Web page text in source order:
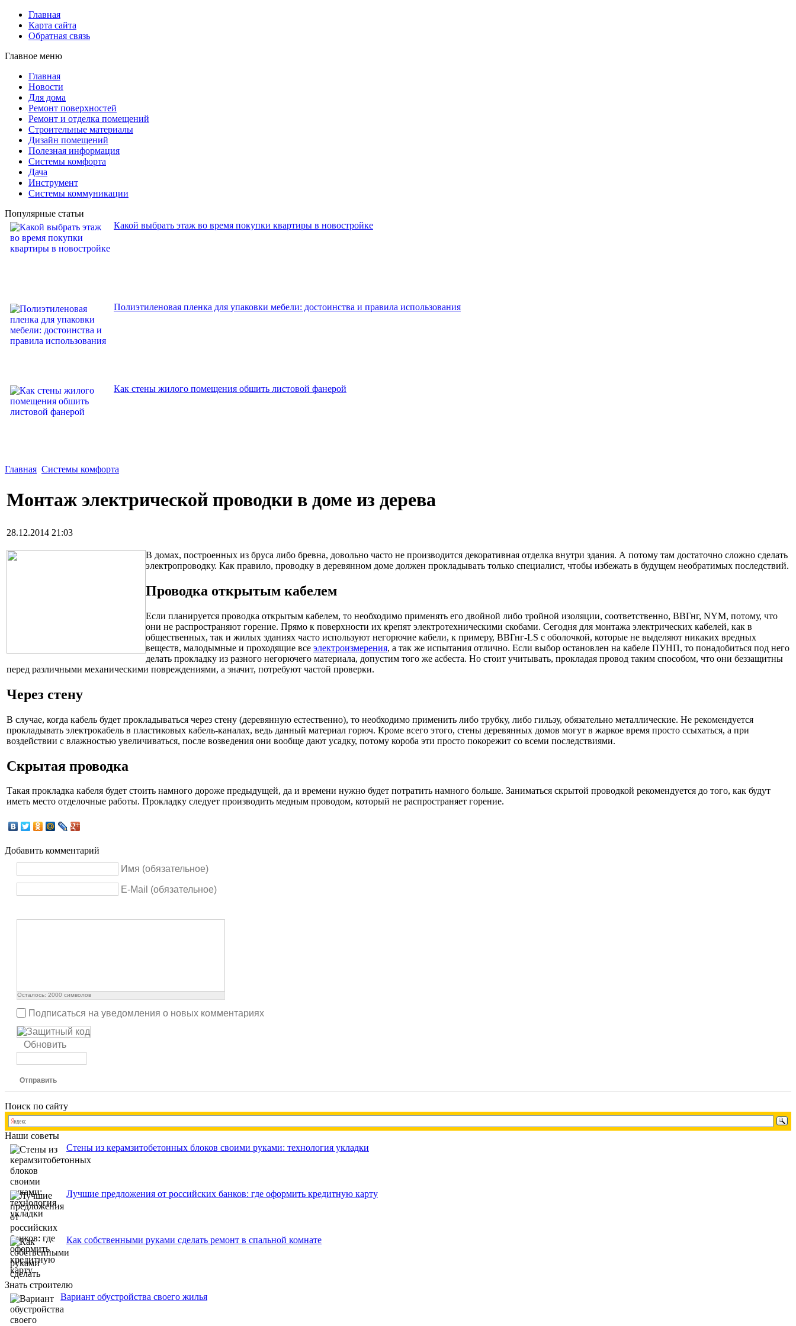
Главная
Карта сайта
Обратная связь
Главное меню
Главная
Новости
Для дома
Ремонт поверхностей
Ремонт и отделка помещений
Строительные материалы
Дизайн помещений
Полезная информация
Системы комфорта
Дача
Инструмент
Системы коммуникации
Популярные статьи
Какой выбрать этаж во время покупки квартиры в новостройке
Полиэтиленовая пленка для упаковки мебели: достоинства и правила использования
Как стены жилого помещения обшить листовой фанерой
Главная Системы комфорта
Монтаж электрической проводки в доме из дерева
28.12.2014 21:03
В домах, построенных из бруса либо бревна, довольно часто не производится декоративная отделка внутри здания. А потому там достаточно сложно сделать
электропроводку. Как правило, проводку в деревянном доме должен прокладывать только специалист, чтобы избежать в будущем необратимых последствий.
Проводка открытым кабелем
Если планируется проводка открытым кабелем, то необходимо применять его двойной либо тройной изоляции, соответственно, ВВГнг, NYM, потому, что
они не распространяют горение. Прямо к поверхности их крепят электротехническими скобами. Сегодня для монтажа электрических кабелей, как в
общественных, так и жилых зданиях часто используют негорючие кабели, к примеру, ВВГнг-LS с оболочкой, которые не выделяют никаких вредных
веществ, малодымные и проходящие все электроизмерения, а так же испытания отлично. Если выбор остановлен на кабеле ПУНП, то понадобиться под него
делать прокладку из разного негорючего материала, допустим того же асбеста. Но стоит учитывать, прокладая провод таким способом, что они беззащитны
перед различными механическими повреждениями, а значит, потребуют частой проверки.
Через стену
В случае, когда кабель будет прокладываться через стену (деревянную естественно), то необходимо применить либо трубку, либо гильзу, обязательно металлические. Не рекомендуется
прокладывать электрокабель в пластиковых кабель-каналах, ведь данный материал горюч. Кроме всего этого, стены деревянных домов могут в жаркое время просто ссыхаться, а при
воздействии с влажностью увеличиваться, после возведения они вообще дают усадку, потому короба эти просто покорежит со всеми последствиями.
Скрытая проводка
Такая прокладка кабеля будет стоить намного дороже предыдущей, да и времени нужно будет потратить намного больше. Заниматься скрытой проводкой рекомендуется до того, как будут
иметь место отделочные работы. Прокладку следует производить медным проводом, который не распространяет горение.
Добавить комментарий
Имя (обязательное)
E-Mail (обязательное)
Осталось: 2000 символов
Подписаться на уведомления о новых комментариях
Обновить
Отправить
Поиск по сайту
Наши советы
Стены из керамзитобетонных блоков своими руками: технология укладки
Лучшие предложения от российских банков: где оформить кредитную карту
Как собственными руками сделать ремонт в спальной комнате
Знать строителю
Вариант обустройства своего жилья